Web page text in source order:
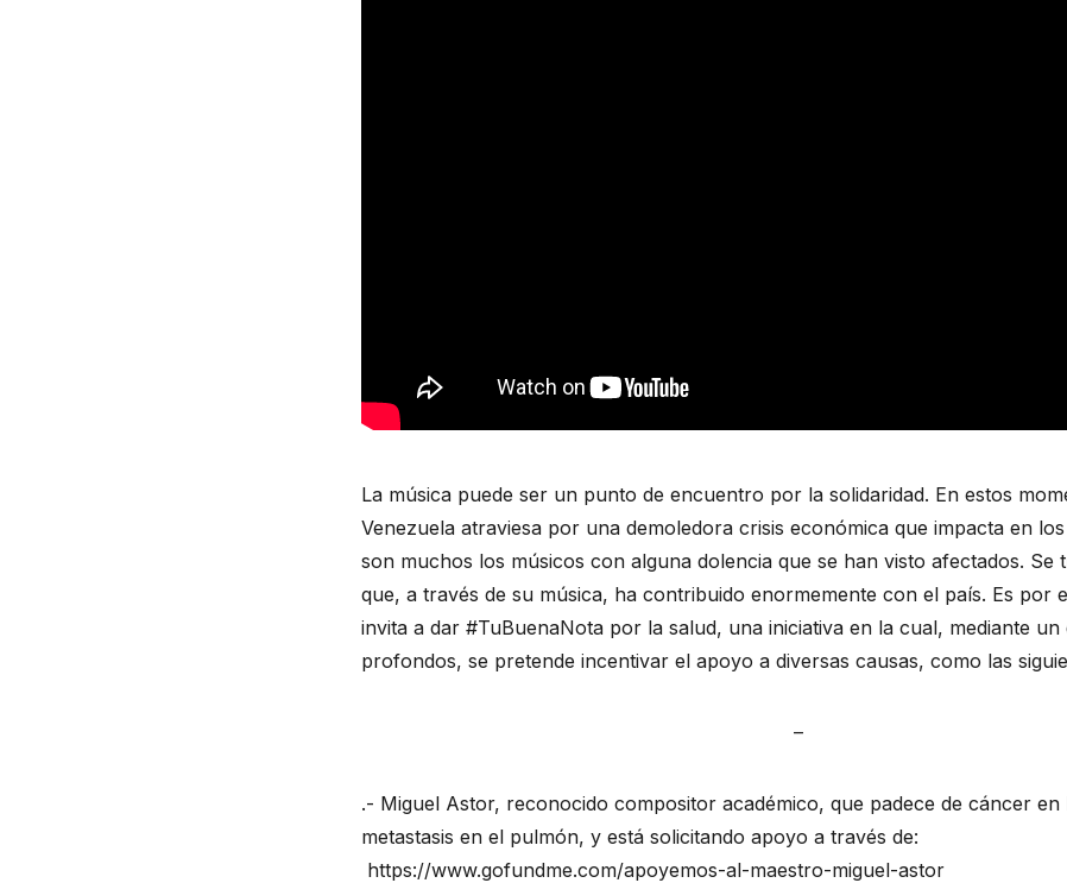
La música puede ser un punto de encuentro por la solidaridad. En estos
Venezuela atraviesa por una demoledora crisis económica que impacta en
son muchos los músicos con alguna dolencia que se han visto afectados. Se
que, a través de su música, ha contribuido enormemente con el país. Es por
invita a dar #TuBuenaNota por la salud, una iniciativa en la cual, mediante
profondos, se pretende incentivar el apoyo a diversas causas, como las
–
.- Miguel Astor, reconocido compositor académico, que padece de cáncer en
metastasis en el pulmón, y está solicitando apoyo a través de:
https://www.gofundme.com/apoyemos-al-maestro-miguel-astor